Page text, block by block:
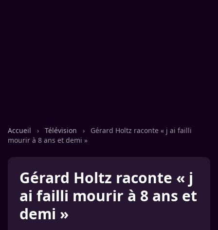
Accueil › Télévision ›
Gérard Holtz raconte « j ai failli
mourir à 8 ans et demi »
Gérard Holtz raconte « j
ai failli mourir à 8 ans et
demi »